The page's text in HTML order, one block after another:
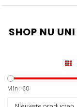
SHOP NU
Min: €0